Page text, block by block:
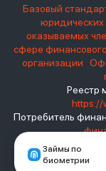
Займы по
биометрии
Базовый
юридических
оказываемых
сфере
организации
Реестр
https://
Потребитель
Место
дом